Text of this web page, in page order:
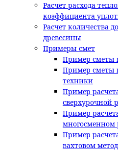
Расчет расхода
коэффициента
Расчет количества
древесины
Примеры смет
Пример сметы
Пример сметы
техники
Пример
сверхурочной
Пример
многосменном
Пример
вахтовом